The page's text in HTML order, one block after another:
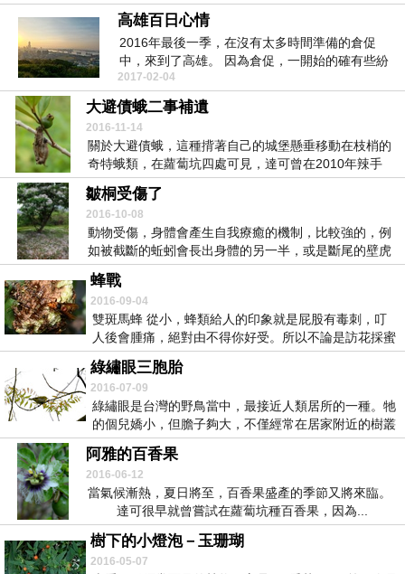
高雄百日心情
2016年最後一季，在沒有太多時間準備的倉促
中，來到了高雄。 因為倉促，一開始的確有些紛
亂，第一個...
2017-02-04
大避債蛾二事補遺
2016-11-14
關於大避債蛾，這種揹著自己的城堡懸垂移動在枝梢的
奇特蛾類，在蘿蔔坑四處可見，達可曾在2010年辣手
扒...
皺桐受傷了
2016-10-08
動物受傷，身體會產生自我療癒的機制，比較強的，例
如被截斷的蚯蚓會長出身體的另一半，或是斷尾的壁虎
會長...
蜂戰
2016-09-04
雙斑馬蜂 從小，蜂類給人的印象就是屁股有毒刺，叮
人後會腫痛，絕對由不得你好受。所以不論是訪花採蜜
的...
綠繡眼三胞胎
2016-07-09
綠繡眼是台灣的野鳥當中，最接近人類居所的一種。牠
的個兒嬌小，但膽子夠大，不僅經常在居家附近的樹叢
間跳...
阿雅的百香果
2016-06-12
當氣候漸熱，夏日將至，百香果盛產的季節又將來臨。
達可很早就曾嘗試在蘿蔔坑種百香果，因為...
樹下的小燈泡－玉珊瑚
2016-05-07